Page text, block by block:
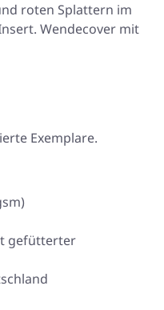
roten Splattern im
Wendecover mit
Exemplare.
gefütterter